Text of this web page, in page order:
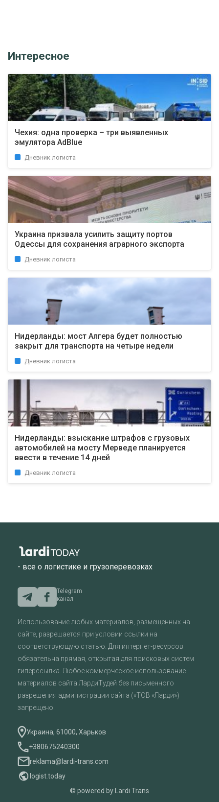
Интересное
Чехия: одна проверка – три выявленных
эмулятора AdBlue
Дневник логиста
Украина призвала усилить защиту портов
Одессы для сохранения аграрного экспорта
Дневник логиста
Нидерланды: мост Алгера будет полностью
закрыт для транспорта на четыре недели
Дневник логиста
Нидерланды: взыскание штрафов с грузовых
автомобилей на мосту Мерведе планируется
ввести в течение 14 дней
Дневник логиста
- все о логистике и грузоперевозках
Telegram
канал
Использование любых материалов, размещенных на
сайте, разрешается при условии ссылки на
соответствующую статью. Для интернет-ресурсов
обязательна прямая, открытая для поисковых систем
гиперссылка. Любое коммерческое использование
материалов сайта ЛардиТудей без письменного
разрешения администрации сайта («ТОВ «Ларди»)
запрещено.
Украина, 61000, Харьков
+380675240300
reklama@lardi-trans.com
logist.today
© powered by Lardi Trans